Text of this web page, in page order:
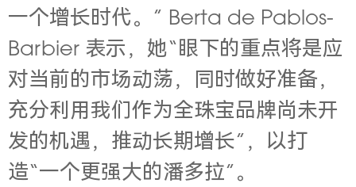
一个增长时代。” Berta de Pablos-
Barbier 表示，她“眼下的重点将是应
对当前的市场动荡，同时做好准备，
充分利用我们作为全珠宝品牌尚未开
发的机遇，推动长期增长”，以打
造“一个更强大的潘多拉”。